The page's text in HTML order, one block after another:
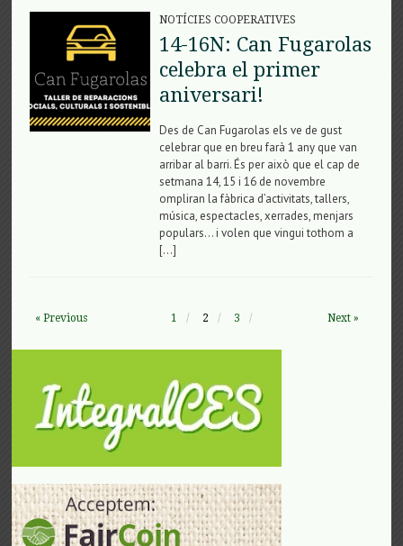
NOTÍCIES COOPERATIVES
14-16N: Can Fugarolas
celebra el primer
aniversari!
Des de Can Fugarolas els ve de gust
celebrar que en breu farà 1 any que van
arribar al barri. És per això que el cap de
setmana 14, 15 i 16 de novembre
ompliran la fàbrica d’activitats, tallers,
música, espectacles, xerrades, menjars
populars… i volen que vingui tothom a
[…]
« Previous 1 2 3 Next »